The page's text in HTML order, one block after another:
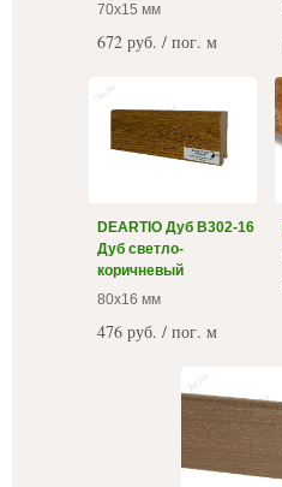
70x15 мм
672 руб. / пог. м
DEARTIO Дуб B302-16
Дуб светло-
коричневый
80x16 мм
476 руб. / пог. м